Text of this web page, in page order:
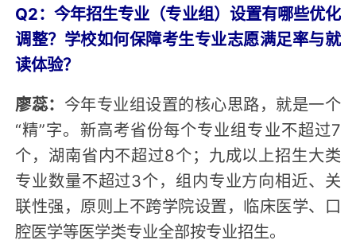
Q2：今年招生专业（专业组）设置有哪些优化
调整？学校如何保障考生专业志愿满足率与就
读体验？
廖蕊： 今年专业组设置的核心思路，就是一个
“精”字。新高考省份每个专业组专业不超过7
个，湖南省内不超过8个；九成以上招生大类
专业数量不超过3个，组内专业方向相近、关
联性强，原则上不跨学院设置，临床医学、口
腔医学等医学类专业全部按专业招生。